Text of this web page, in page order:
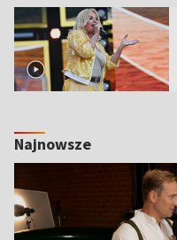
Najnowsze